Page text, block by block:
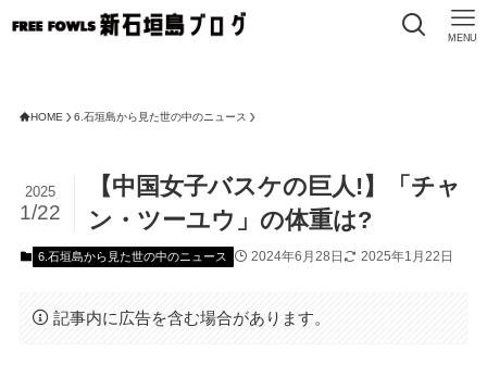
MENU
HOME 6.石垣島から見た世の中のニュース
【中国女子バスケの巨人!】「チャ
ン・ツーユウ」の体重は?
2025
1/22
6.石垣島から見た世の中のニュース 2024年6月28日 2025年1月22日
記事内に広告を含む場合があります。